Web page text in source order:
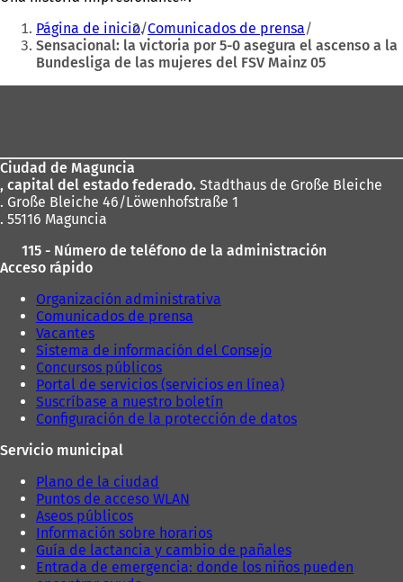
Estás
aquí:
Página de inicio Comunicados de prensa
Sensacional: la victoria por 5-0 asegura el ascenso a la
Bundesliga de las mujeres del FSV Mainz 05
pies
Ciudad de Maguncia
, capital del estado federado. Stadthaus de Große Bleiche
. Große Bleiche 46/Löwenhofstraße 1
. 55116 Maguncia
115 - Número de teléfono de la administración
Acceso rápido
Organización administrativa
Comunicados de prensa
Vacantes
Sistema de información del Consejo
Concursos públicos
Portal de servicios (servicios en línea)
Suscríbase a nuestro boletín
Configuración de la protección de datos
Servicio municipal
Plano de la ciudad
Puntos de acceso WLAN
Aseos públicos
Información sobre horarios
Guía de lactancia y cambio de pañales
Entrada de emergencia: donde los niños pueden